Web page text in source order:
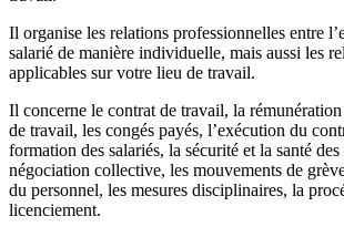
Il organise les relations professionnelles entre
salarié de manière individuelle, mais aussi les
applicables sur votre lieu de travail.
Il concerne le contrat de travail, la
de travail, les congés payés, l’exécution du
formation des salariés, la sécurité et la santé
négociation collective, les mouvements de
du personnel, les mesures disciplinaires, la
licenciement.